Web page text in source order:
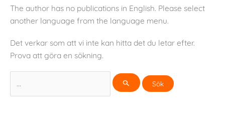
The author has no publications in English. Please select
another language from the language menu.
Det verkar som att vi inte kan hitta det du letar efter.
Prova att göra en sökning.
efter: